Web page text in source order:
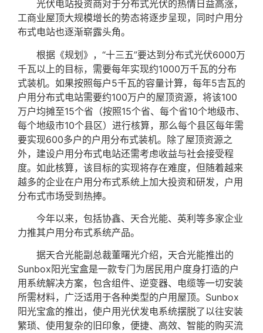
光伏电站投资商对于分布式光伏的热情日益高涨，
工商业屋顶大规模增长的势态将逐步呈现，同时户用分
布式电站也逐渐崭露头角。
根据《规划》，“十三五”要达到分布式光伏6000万
千瓦以上的目标，需要每年实现约1000万千瓦的分布
式装机。如果按照每户5千瓦的容量计算，每年5吉瓦的
户用分布式电站需要约100万户的屋顶资源，将该100
万户均摊至15个省（按照15个省、每个省10个地级市、
每个地级市10个县区）进行核算，那么每个县区每年需
要实现600多户的户用分布式装机。除了屋顶资源之
外，建设户用分布式电站还需考虑收益与社会接受程
度。如此核算，该目标的实现将存在难度，但随着越来
越多的企业在户用分布式系统上加大投资和研发，户用
分布式市场受到热捧。
今年以来，包括协鑫、天合光能、英利等多家企业
力推其户用分布式系统产品。
据天合光能副总裁董曙光介绍，天合光能推出的
Sunbox阳光宝盒是一款专门为居民用户度身打造的户
用系统解决方案，包含组件、逆变器、电缆等一切安装
所需材料，广泛适用于各种类型的户用屋顶。Sunbox
阳光宝盒的推出，使户用光伏发电系统摆脱了以往安装
繁琐、使用复杂的旧印象，便捷、高效、智能的购买流